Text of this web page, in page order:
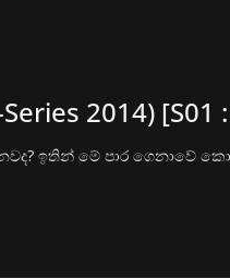
2014)
ඉතින් මේ පාර ගෙනාවේ